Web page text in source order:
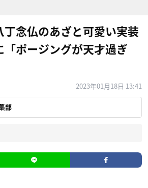
丁念仏のあざと可愛い実装
「ポージングが天才過ぎ
2023年01月18日 13:41
部